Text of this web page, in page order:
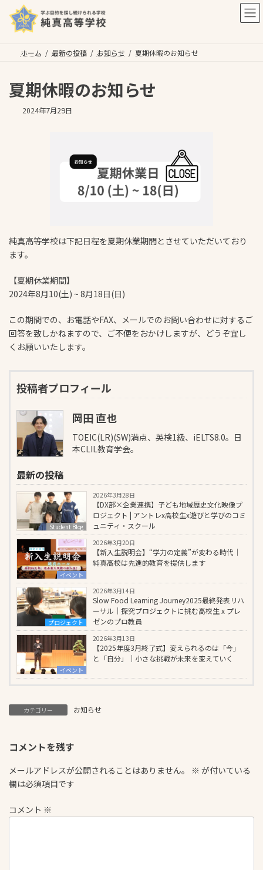
ホーム 最新の投稿 お知らせ 夏期休暇のお知らせ
夏期休暇のお知らせ
2024年7月29日
純真高等学校は下記日程を夏期休業期間とさせていただいており
ます。
【夏期休業期間】
2024年8月10(土) ~ 8月18日(日)
この期間での、お電話やFAX、メールでのお問い合わせに対するご
回答を致しかねますので、ご不便をおかけしますが、どうぞ宜し
くお願いいたします。
投稿者プロフィール
岡田 直也
TOEIC(LR)(SW)満点、英検1級、iELTS8.0。日
本CLIL教育学会。
最新の投稿
Student Blog
2026年3月28日
【DX部×企業連携】子ども地域歴史文化映像プ
ロジェクト | アントレx高校生x遊びと学びのコミ
ュニティ・スクール
イベント
2026年3月20日
【新入生説明会】“学力の定義”が変わる時代｜
純真高校は先進的教育を提供します
プロジェクト
2026年3月14日
Slow Food Learning Journey2025最終発表リハ
ーサル｜探究プロジェクトに挑む高校生 x プレ
ゼンのプロ教員
イベント
2026年3月13日
【2025年度3月終了式】変えられるのは「今」
と「自分」｜小さな挑戦が未来を変えていく
カテゴリー お知らせ
コメントを残す
メールアドレスが公開されることはありません。 ※ が付いている
欄は必須項目です
コメント ※